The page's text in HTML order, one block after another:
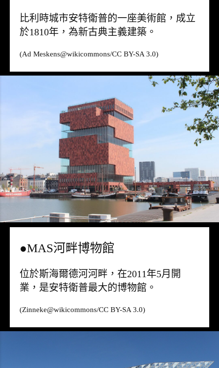
比利時城市安特衛普的一座美術館，成立
於1810年，為新古典主義建築。
(Ad Meskens@wikicommons/CC BY-SA 3.0)
●MAS河畔博物館
位於斯海爾德河河畔，在2011年5月開
業，是安特衛普最大的博物館。
(Zinneke@wikicommons/CC BY-SA 3.0)